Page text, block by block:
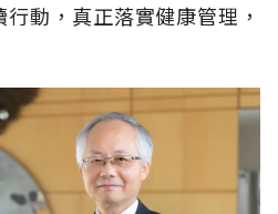
動，真正落實健康管理，